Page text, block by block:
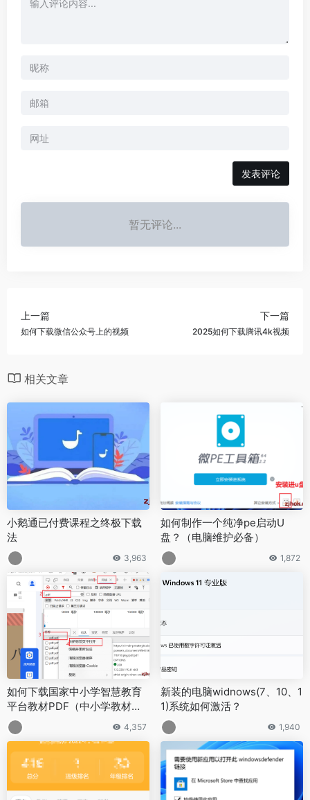
暂无评论...
上一篇
如何下载微信公众号上的视频
下一篇
2025如何下载腾讯4k视频
相关文章
小鹅通已付费课程之终极下载
法
3,963
如何制作一个纯净pe启动U
盘？（电脑维护必备）
1,872
如何下载国家中小学智慧教育
平台教材PDF（中小学教材电
子书下载）2023.8.8更新 4,357
新装的电脑widnows(7、10、1
1)系统如何激活？
1,940